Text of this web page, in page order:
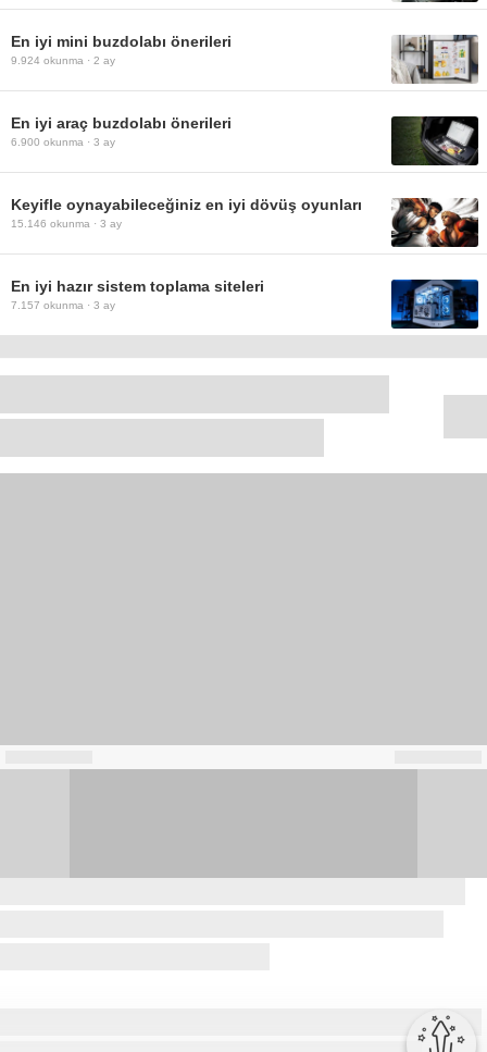
En iyi mini buzdolabı önerileri
9.924 okunma · 2 ay
En iyi araç buzdolabı önerileri
6.900 okunma · 3 ay
Keyifle oynayabileceğiniz en iyi dövüş oyunları
15.146 okunma · 3 ay
En iyi hazır sistem toplama siteleri
7.157 okunma · 3 ay